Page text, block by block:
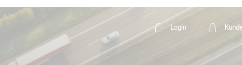
Login